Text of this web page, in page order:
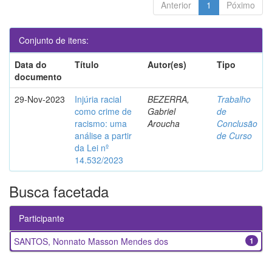
Anterior 1 Póximo
Conjunto de itens:
Data do
documento
Título Autor(es) Tipo
29-Nov-2023
Injúria racial
como crime de
racismo: uma
análise a partir
da Lei nº
14.532/2023
BEZERRA,
Gabriel
Aroucha
Trabalho
de
Conclusão
de Curso
Busca facetada
Participante
1
SANTOS, Nonnato Masson Mendes dos